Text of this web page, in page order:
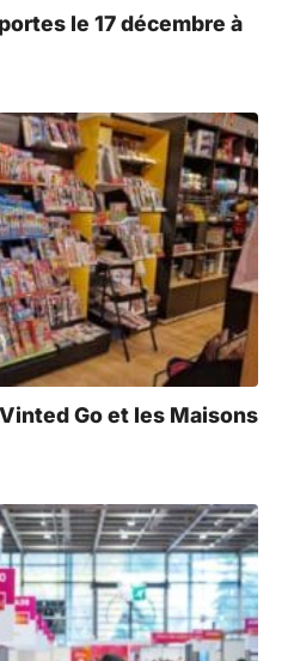
le 17 décembre à
Go et les Maisons